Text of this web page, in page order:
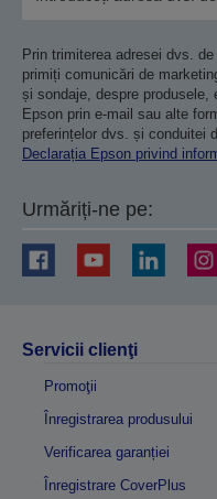
Prin trimiterea adresei dvs.
primiți comunicări de
și sondaje, despre
Epson prin e-mail sau alte
preferințelor dvs. și conduitei
Declarația Epson privind
Urmăriți-ne pe:
Servicii clienţi
Promoţii
Înregistrarea produsului
Verificarea garanției
Înregistrare CoverPlus